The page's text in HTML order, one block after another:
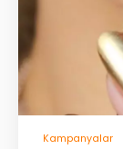
Kampanyalar